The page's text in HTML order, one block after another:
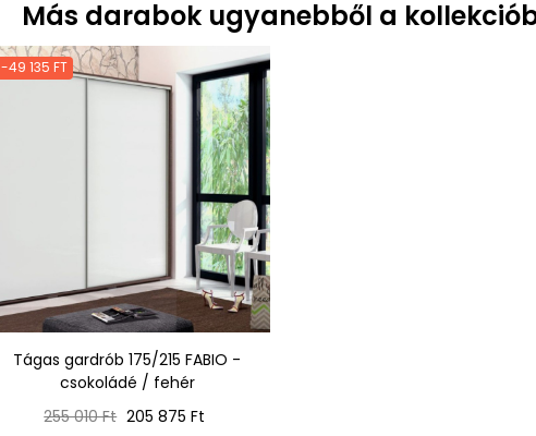
Más darabok ugyanebből a
-49 135 FT
Tágas gardrób 175/215 FABIO -
csokoládé / fehér
Normál
255 010 Ft Ár
205 875 Ft